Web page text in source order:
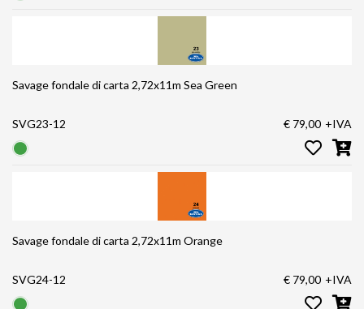
Savage fondale di carta 2,72x11m Sea Green
SVG23-12 € 79,00 +IVA
Savage fondale di carta 2,72x11m Orange
SVG24-12 € 79,00 +IVA